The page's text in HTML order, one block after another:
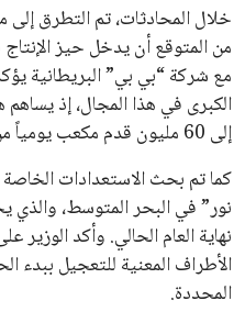
حوادث
محافظات
من المتوقع أن يدخل حيز الإنتاج
مع شركة “بي بي” البريطانية
إلى 60 مليون قدم مكعب يومياً من الغاز إلى الإنتاج الوطني.
كما تم بحث الاستعدادات
نور” في البحر المتوسط،
نهاية العام الحالي. وأكد
الأطراف المعنية للتعجيل ببدء
المحددة.